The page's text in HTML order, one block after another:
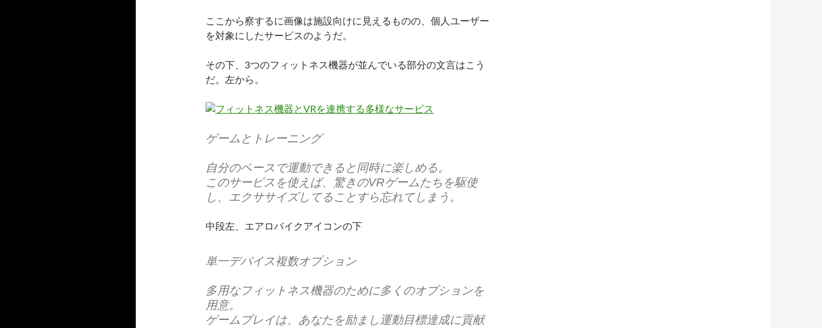
ここから察するに画像は施設向けに見えるものの、個人ユーザー
を対象にしたサービスのようだ。
その下、3つのフィットネス機器が並んでいる部分の文言はこう
だ。左から。
ゲームとトレーニング
自分のペースで運動できると同時に楽しめる。
このサービスを使えば、驚きのVRゲームたちを駆使
し、エクササイズしてることすら忘れてしまう。
中段左、エアロバイクアイコンの下
単一デバイス複数オプション
多用なフィットネス機器のために多くのオプションを
用意。
ゲームプレイは、あなたを励まし運動目標達成に貢献